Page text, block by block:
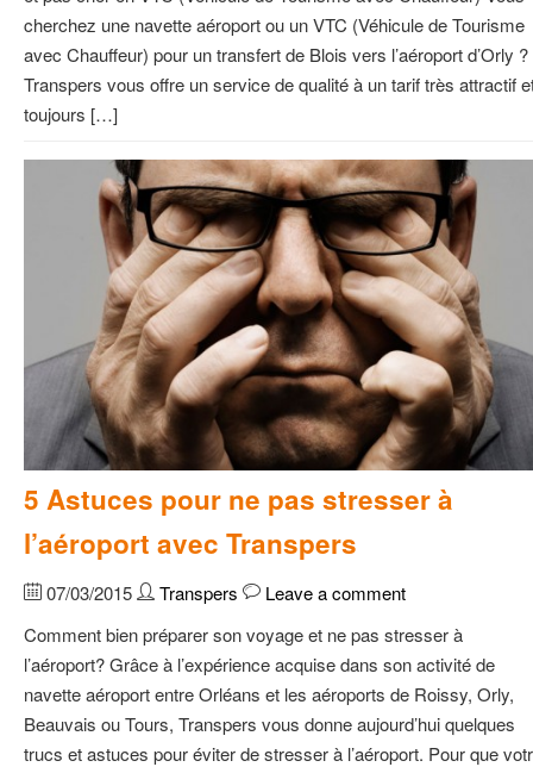
cherchez une navette aéroport ou un VTC (Véhicule de Tourisme
avec Chauffeur) pour un transfert de Blois vers l’aéroport d’Orly ?
Transpers vous offre un service de qualité à un tarif très attractif
toujours […]
5 Astuces pour ne pas stresser à
l’aéroport avec Transpers
07/03/2015 Transpers
Leave a comment
Comment bien préparer son voyage et ne pas stresser à
l’aéroport? Grâce à l’expérience acquise dans son activité de
navette aéroport entre Orléans et les aéroports de Roissy, Orly,
Beauvais ou Tours, Transpers vous donne aujourd’hui quelques
trucs et astuces pour éviter de stresser à l’aéroport. Pour que